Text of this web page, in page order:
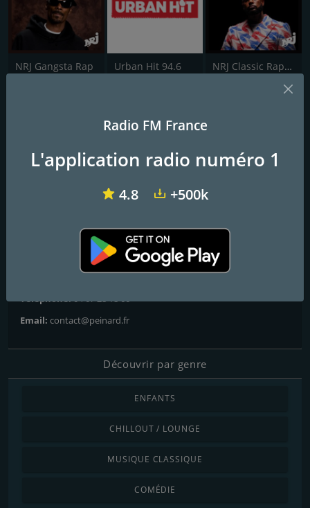
NRJ Gangsta Rap Urban Hit 94.6 NRJ Classic Rap FR
Frequencies FM
: 100.0 FM
Contacts
http://www.peinard.fr/
44 bis allées Paul Riquet 34500 BÉZIERS
Téléphone:04 67 28 18 66
Email: contact@peinard.fr
Découvrir par genre
ENFANTS
CHILLOUT / LOUNGE
MUSIQUE CLASSIQUE
COMÉDIE
Radio FM France
L'application radio numéro 1
4.8 +500k